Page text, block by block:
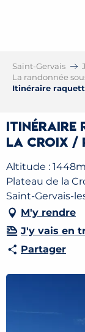
Saint-Gervais
La randonnée
Itinéraire
Itinéraire
la Croix /
Altitude : 1448m
Plateau de la
Saint-Gervais-
M'y rendre
J'y vais en
Partager